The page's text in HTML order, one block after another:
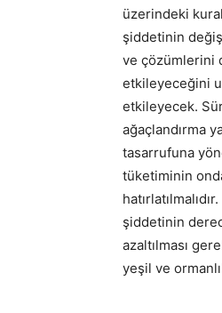
üzerindeki
şiddetinin
ve çözümlerini
etkileyeceğini
etkileyecek.
ağaçlandırma
tasarrufuna
tüketiminin
şiddetinin
azaltılması
yeşil ve